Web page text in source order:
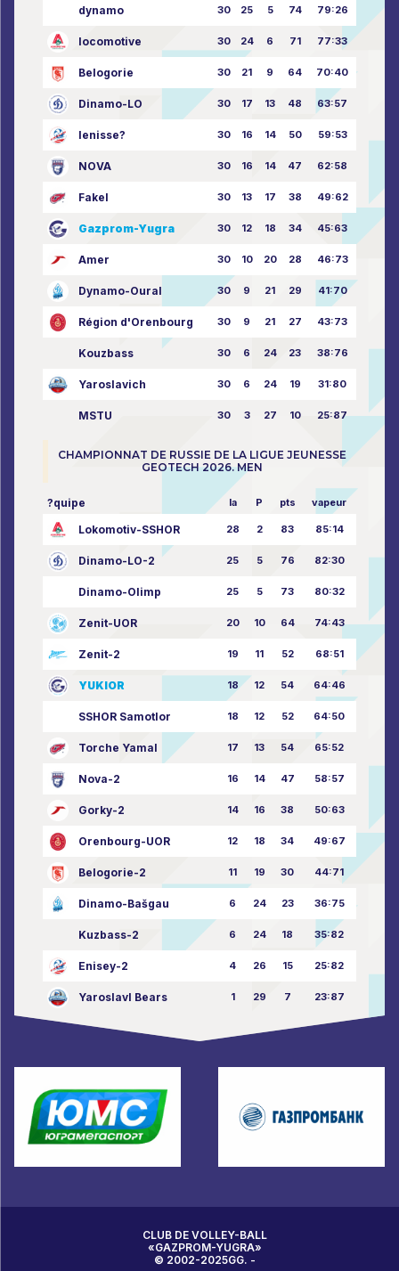
dynamo 30 25 5 74 79:26
locomotive 30 24 6 71 77:33
Belogorie 30 21 9 64 70:40
Dinamo-LO 30 17 13 48 63:57
Ienisse? 30 16 14 50 59:53
NOVA 30 16 14 47 62:58
Fakel 30 13 17 38 49:62
Gazprom-Yugra 30 12 18 34 45:63
Amer 30 10 20 28 46:73
Dynamo-Oural 30 9 21 29 41:70
Région d'Orenbourg 30 9 21 27 43:73
Kouzbass 30 6 24 23 38:76
Yaroslavich 30 6 24 19 31:80
MSTU 30 3 27 10 25:87
CHAMPIONNAT DE RUSSIE DE LA LIGUE JEUNESSE
GEOTECH 2026. MEN
?quipe la P pts vapeur
Lokomotiv-SSHOR 28 2 83 85:14
Dinamo-LO-2 25 5 76 82:30
Dinamo-Olimp 25 5 73 80:32
Zenit-UOR 20 10 64 74:43
Zenit-2 19 11 52 68:51
YUKIOR 18 12 54 64:46
SSHOR Samotlor 18 12 52 64:50
Torche Yamal 17 13 54 65:52
Nova-2 16 14 47 58:57
Gorky-2 14 16 38 50:63
Orenbourg-UOR 12 18 34 49:67
Belogorie-2 11 19 30 44:71
Dinamo-Bašgau 6 24 23 36:75
Kuzbass-2 6 24 18 35:82
Enisey-2 4 26 15 25:82
Yaroslavl Bears 1 29 7 23:87
CLUB DE VOLLEY-BALL
«GAZPROM-YUGRA»
© 2002-2025GG. -